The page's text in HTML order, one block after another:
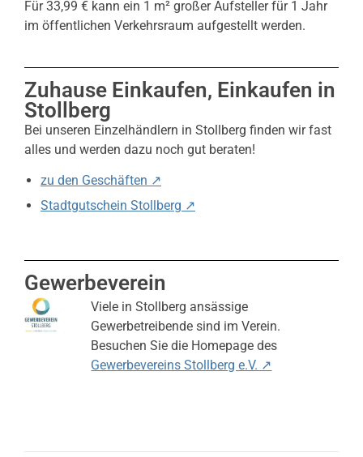
Für 33,99 € kann ein 1 m² großer Aufsteller für 1 Jahr
im öffentlichen Verkehrsraum aufgestellt werden.
Zuhause Einkaufen, Einkaufen in
Stollberg
Bei unseren Einzelhändlern in Stollberg finden wir fast
alles und werden dazu noch gut beraten!
zu den Geschäften ↗
Stadtgutschein Stollberg ↗
Gewerbeverein
Viele in Stollberg ansässige
Gewerbetreibende sind im Verein.
Besuchen Sie die Homepage des
Gewerbevereins Stollberg e.V. ↗